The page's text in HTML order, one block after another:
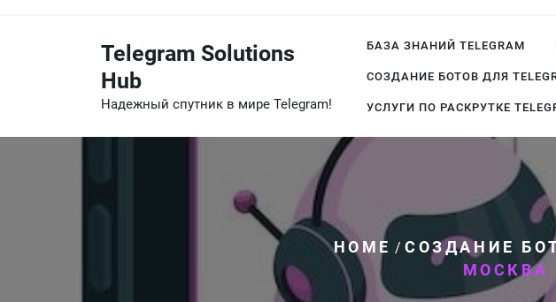
Telegram Solutions
Hub
Надежный спутник в мире Telegram!
БАЗА ЗНАНИЙ TELEGRAM
СОЗДАНИЕ БОТОВ ДЛЯ
УСЛУГИ ПО РАСКРУТКЕ
HOME / СОЗДАНИЕ
МОСКВА